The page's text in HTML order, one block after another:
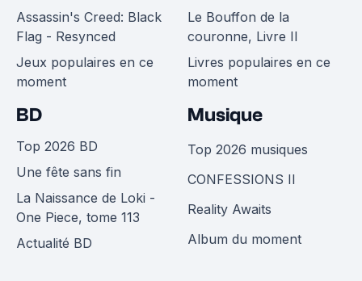
Assassin's Creed: Black
Flag - Resynced
Jeux populaires en ce
moment
Le Bouffon de la
couronne, Livre II
Livres populaires en ce
moment
BD
Top 2026 BD
Une fête sans fin
La Naissance de Loki -
One Piece, tome 113
Actualité BD
Musique
Top 2026 musiques
CONFESSIONS II
Reality Awaits
Album du moment